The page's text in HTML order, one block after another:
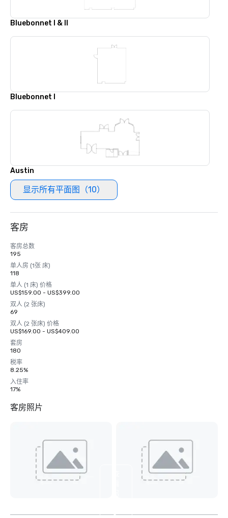
Bluebonnet I & II
Bluebonnet I
Austin
显示所有平面图（10）
客房
客房总数
195
单人房 (1张 床)
118
单人 (1 床) 价格
US$159.00 - US$399.00
双人 (2 张床)
69
双人 (2 张床) 价格
US$169.00 - US$409.00
套房
180
税率
8.25%
入住率
17%
客房照片
3